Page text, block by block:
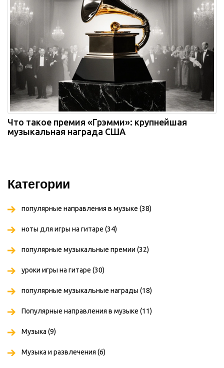
Что такое премия «Грэмми»: крупнейшая
музыкальная награда США
Категории
популярные направления в музыке (38)
ноты для игры на гитаре (34)
популярные музыкальные премии (32)
уроки игры на гитаре (30)
популярные музыкальные награды (18)
Популярные направления в музыке (11)
Музыка (9)
Музыка и развлечения (6)